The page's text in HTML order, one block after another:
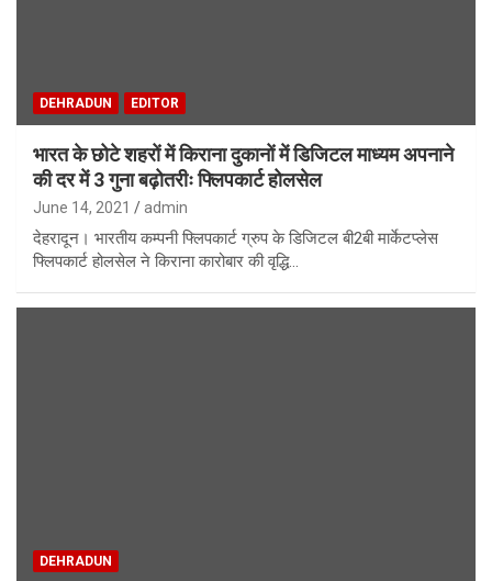
DEHRADUN EDITOR
भारत के छोटे शहरों में किराना दुकानों में डिजिटल माध्यम अपनाने
की दर में 3 गुना बढ़ोतरीः फ्लिपकार्ट होलसेल
June 14, 2021 admin
देहरादून। भारतीय कम्पनी फ्लिपकार्ट ग्रुप के डिजिटल बी2बी मार्केटप्लेस
फ्लिपकार्ट होलसेल ने किराना कारोबार की वृद्धि…
DEHRADUN